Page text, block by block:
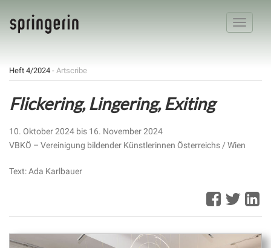
Toggle
Heft 4/2024 - Artscribe
Flickering, Lingering, Exiting
10. Oktober 2024 bis 16. November 2024
VBKÖ – Vereinigung bildender Künstlerinnen Österreichs / Wien
Text: Ada Karlbauer